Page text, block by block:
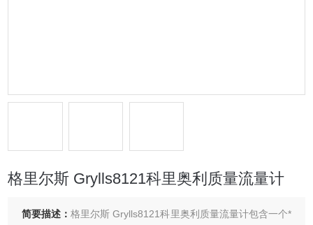
格里尔斯 Grylls8121科里奥利质量流量计
简要描述：格里尔斯 Grylls8121科里奥利质量流量计包含一个*